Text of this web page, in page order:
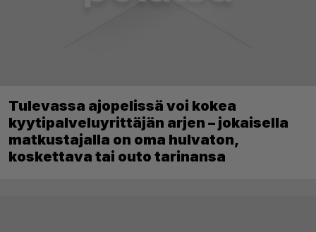
Tulevassa ajopelissä voi kokea
kyytipalveluyrittäjän arjen – jokaisella
matkustajalla on oma hulvaton,
koskettava tai outo tarinansa